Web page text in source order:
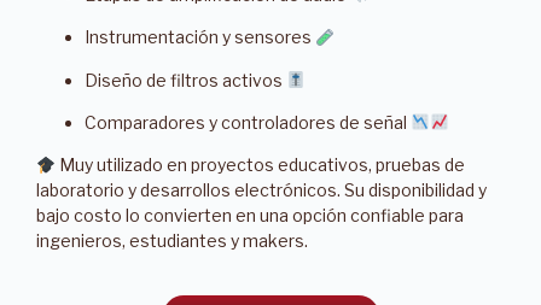
Instrumentación y sensores
Diseño de filtros activos
Comparadores y controladores de señal
Muy utilizado en proyectos educativos, pruebas de
laboratorio y desarrollos electrónicos. Su disponibilidad y
bajo costo lo convierten en una opción confiable para
ingenieros, estudiantes y makers.